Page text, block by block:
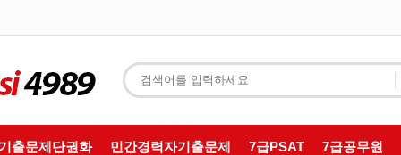
출문제단권화 민간경력자기출문제 7급PSAT 7급공무원